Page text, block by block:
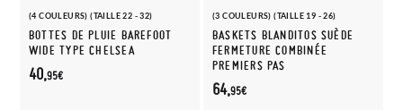
(4 COULEURS) (TAILLE 22 - 32)
BOTTES DE PLUIE BAREFOOT
WIDE TYPE CHELSEA
40,95€
(3 COULEURS) (TAILLE 19 - 26)
BASKETS BLANDITOS SUÈDE
FERMETURE COMBINÉE
PREMIERS PAS
64,95€